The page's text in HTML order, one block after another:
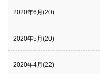
2020年6月(20)
2020年5月(20)
2020年4月(22)